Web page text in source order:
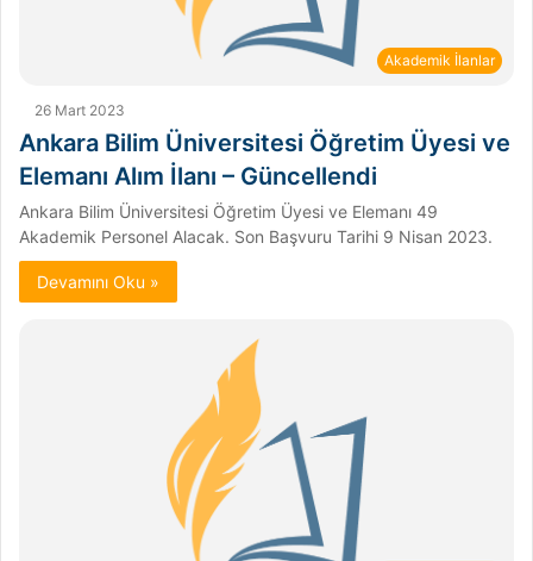
Akademik İlanlar
26 Mart 2023
Ankara Bilim Üniversitesi Öğretim Üyesi ve
Elemanı Alım İlanı – Güncellendi
Ankara Bilim Üniversitesi Öğretim Üyesi ve Elemanı 49
Akademik Personel Alacak. Son Başvuru Tarihi 9 Nisan 2023.
Devamını Oku »